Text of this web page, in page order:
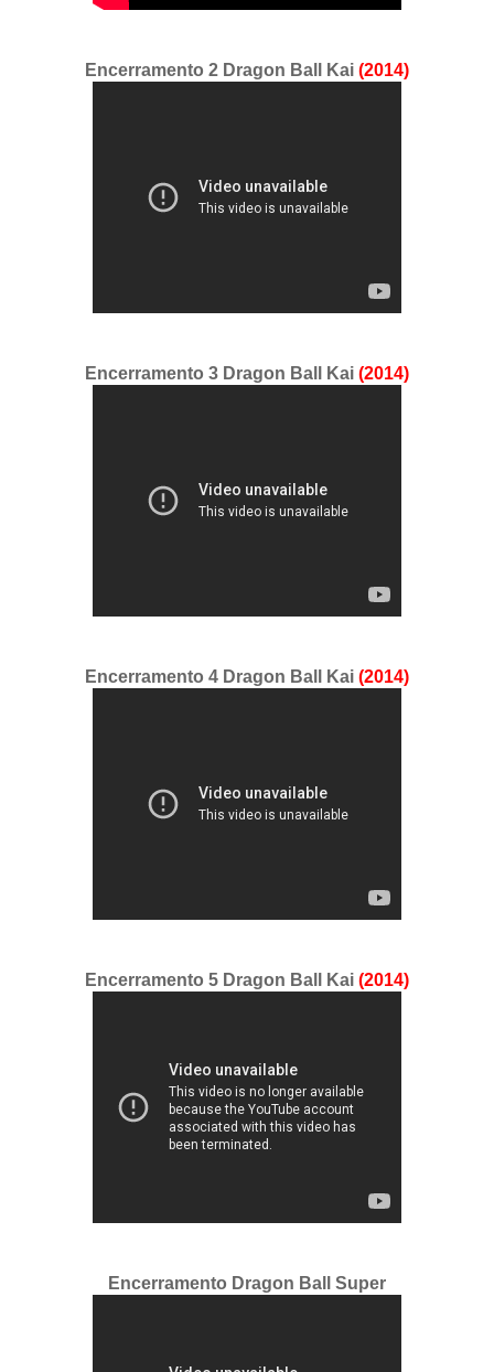
Encerramento 2 Dragon Ball Kai (2014)
Encerramento 3 Dragon Ball Kai (2014)
Encerramento 4 Dragon Ball Kai (2014)
Encerramento 5 Dragon Ball Kai (2014)
Encerramento Dragon Ball Super